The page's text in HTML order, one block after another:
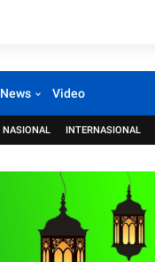
News Video
NASIONAL INTERNASIONAL